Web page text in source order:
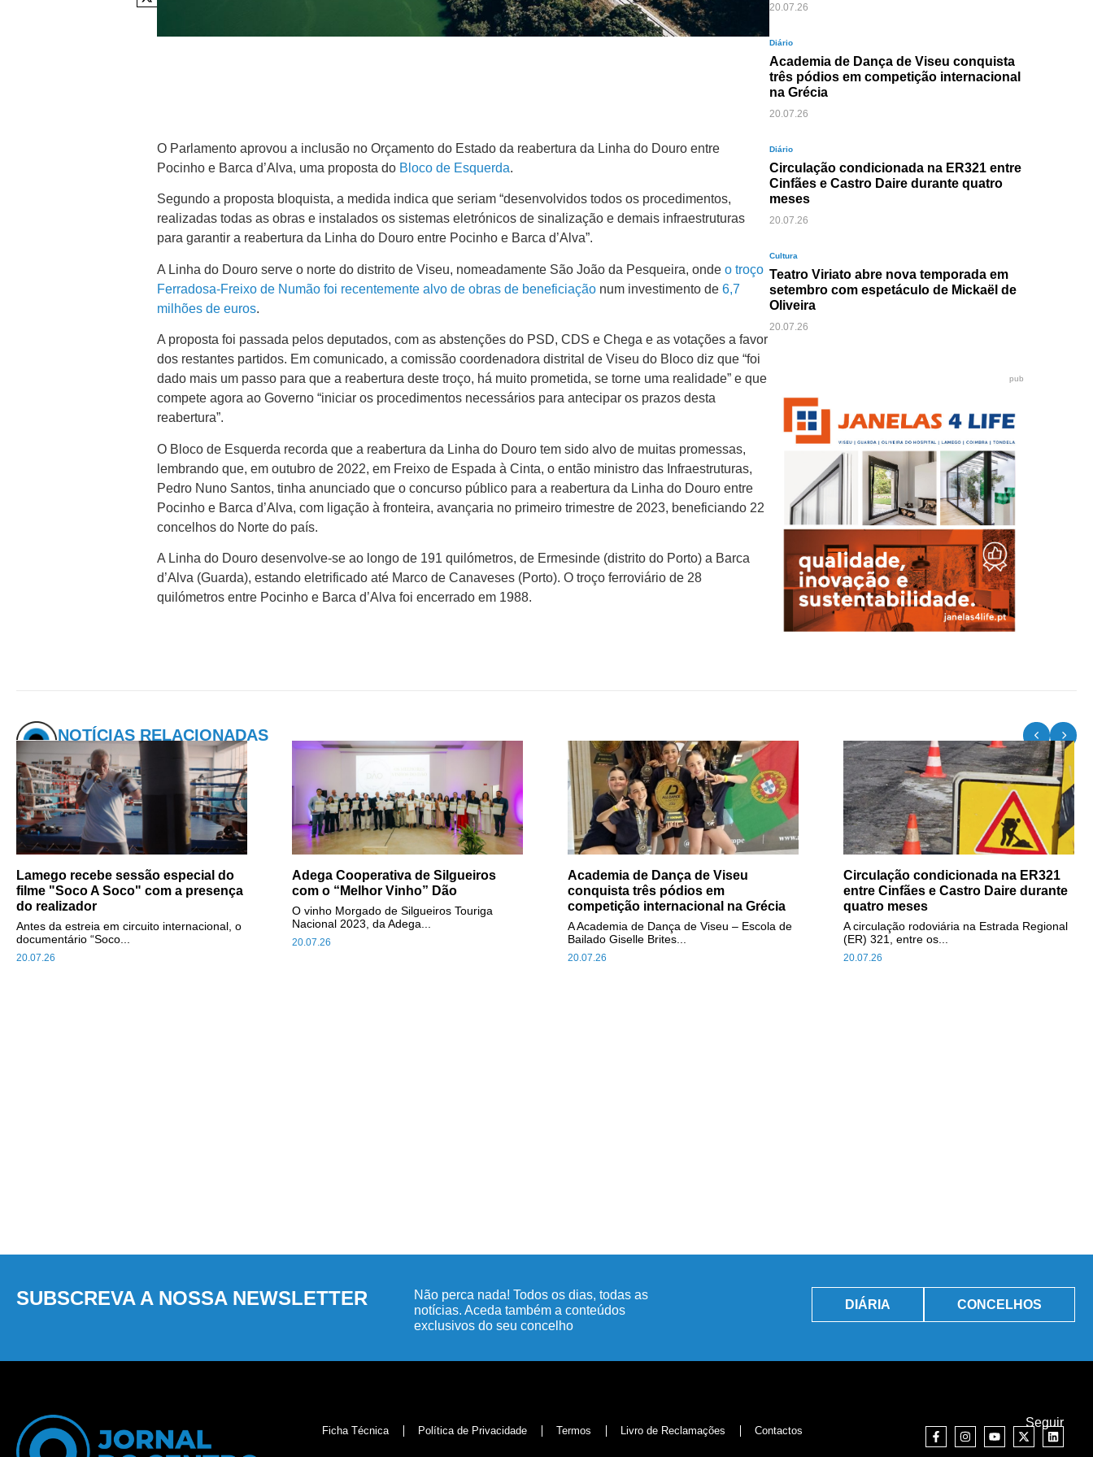
O Parlamento aprovou a inclusão no Orçamento do Estado da reabertura da Linha do Douro entre
Pocinho e Barca d’Alva, uma proposta do Bloco de Esquerda.
Segundo a proposta bloquista, a medida indica que seriam “desenvolvidos todos os procedimentos,
realizadas todas as obras e instalados os sistemas eletrónicos de sinalização e demais infraestruturas
para garantir a reabertura da Linha do Douro entre Pocinho e Barca d’Alva”.
A Linha do Douro serve o norte do distrito de Viseu, nomeadamente São João da Pesqueira, ondeo troço
Ferradosa-Freixo de Numão foi recentemente alvo de obras de beneficiação num investimento de6,7
milhões de euros.
A proposta foi passada pelos deputados, com as abstenções do PSD, CDS e Chega e as votações a favor
dos restantes partidos. Em comunicado, a comissão coordenadora distrital de Viseu do Bloco diz que “foi
dado mais um passo para que a reabertura deste troço, há muito prometida, se torne uma realidade” e que
compete agora ao Governo “iniciar os procedimentos necessários para antecipar os prazos desta
reabertura”.
O Bloco de Esquerda recorda que a reabertura da Linha do Douro tem sido alvo de muitas promessas,
lembrando que, em outubro de 2022, em Freixo de Espada à Cinta, o então ministro das Infraestruturas,
Pedro Nuno Santos, tinha anunciado que o concurso público para a reabertura da Linha do Douro entre
Pocinho e Barca d’Alva, com ligação à fronteira, avançaria no primeiro trimestre de 2023, beneficiando 22
concelhos do Norte do país.
A Linha do Douro desenvolve-se ao longo de 191 quilómetros, de Ermesinde (distrito do Porto) a Barca
d’Alva (Guarda), estando eletrificado até Marco de Canaveses (Porto). O troço ferroviário de 28
quilómetros entre Pocinho e Barca d’Alva foi encerrado em 1988.
20.07.26
Diário
Academia de Dança de Viseu conquista
três pódios em competição internacional
na Grécia
20.07.26
Diário
Circulação condicionada na ER321 entre
Cinfães e Castro Daire durante quatro
meses
20.07.26
Cultura
Teatro Viriato abre nova temporada em
setembro com espetáculo de Mickaël de
Oliveira
20.07.26
pub
NOTÍCIAS RELACIONADAS
Lamego recebe sessão especial do
filme "Soco A Soco" com a presença
do realizador
20.07.26
Antes da estreia em circuito internacional, o
documentário “Soco...
Adega Cooperativa de Silgueiros
com o “Melhor Vinho” Dão
20.07.26
O vinho Morgado de Silgueiros Touriga
Nacional 2023, da Adega...
Academia de Dança de Viseu
conquista três pódios em
competição internacional na Grécia
20.07.26
A Academia de Dança de Viseu – Escola de
Bailado Giselle Brites...
Circulação condicionada na ER321
entre Cinfães e Castro Daire durante
quatro meses
20.07.26
A circulação rodoviária na Estrada Regional
(ER) 321, entre os...
SUBSCREVA A NOSSA NEWSLETTER
Não perca nada! Todos os dias, todas as
notícias. Aceda também a conteúdos
exclusivos do seu concelho
DIÁRIA CONCELHOS
Ficha Técnica Política de Privacidade Termos Livro de Reclamações Contactos
Seguir